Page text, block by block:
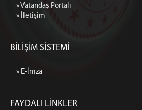
» Vatandaş Portalı
» İletişim
BİLİŞİM SİSTEMİ
» E-İmza
FAYDALI LİNKLER